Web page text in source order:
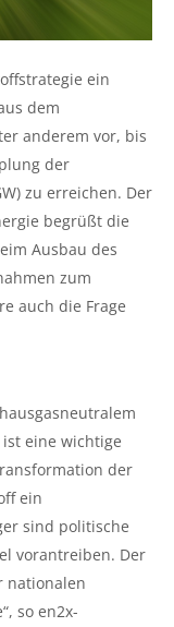
ein
dem
anderem vor, bis
der
zu erreichen. Der
begrüßt die
Ausbau des
zum
auch die Frage
eine wichtige
der
ein
sind politische
vorantreiben. Der
nationalen
so en2x-